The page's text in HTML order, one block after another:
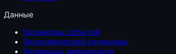
Данные
Календарь событий
Экономический календарь
Календарь дивидендов